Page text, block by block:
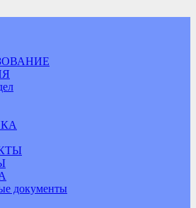
документы